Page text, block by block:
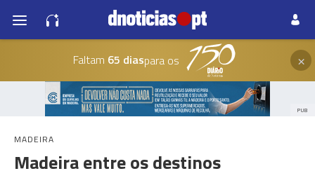
Faltam 65 diaspara os ×
PUB
MADEIRA
Madeira entre os destinos